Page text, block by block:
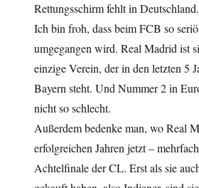
Rettungsschirm fehlt in Deutschland.
Ich bin froh, dass beim FCB so
umgegangen wird. Real Madrid ist
einzige Verein, der in den letzten 5
Bayern steht. Und Nummer 2 in
nicht so schlecht.
Außerdem bedenke man, wo Real
erfolgreichen Jahren jetzt –
Achtelfinale der CL. Erst als sie